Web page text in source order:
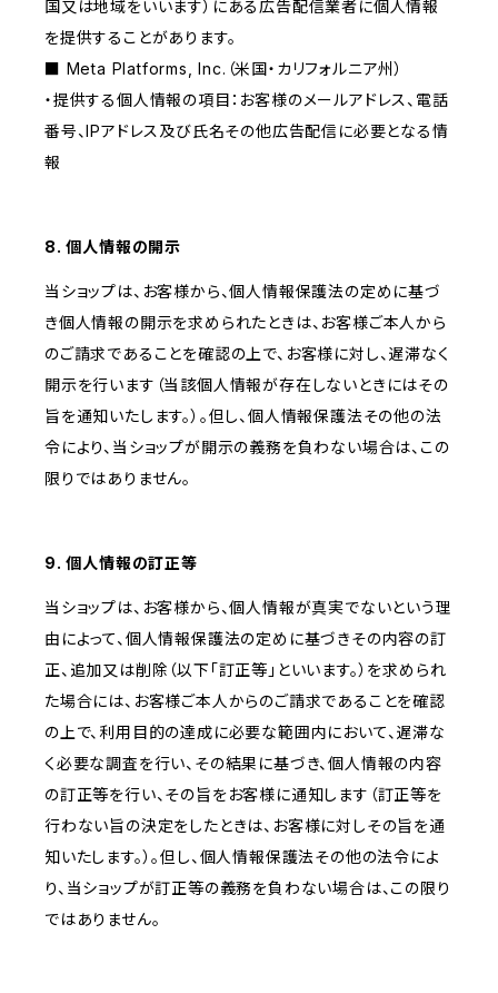
国又は地域をいいます）にある広告配信業者に個人情報
を提供することがあります。
■ Meta Platforms, Inc.（米国・カリフォルニア州）
・提供する個人情報の項目：お客様のメールアドレス、電話
番号、IPアドレス及び氏名その他広告配信に必要となる情
報
8. 個人情報の開示
当ショップは、お客様から、個人情報保護法の定めに基づ
き個人情報の開示を求められたときは、お客様ご本人から
のご請求であることを確認の上で、お客様に対し、遅滞なく
開示を行います（当該個人情報が存在しないときにはその
旨を通知いたします。）。但し、個人情報保護法その他の法
令により、当ショップが開示の義務を負わない場合は、この
限りではありません。
9. 個人情報の訂正等
当ショップは、お客様から、個人情報が真実でないという理
由によって、個人情報保護法の定めに基づきその内容の訂
正、追加又は削除（以下「訂正等」といいます。）を求められ
た場合には、お客様ご本人からのご請求であることを確認
の上で、利用目的の達成に必要な範囲内において、遅滞な
く必要な調査を行い、その結果に基づき、個人情報の内容
の訂正等を行い、その旨をお客様に通知します（訂正等を
行わない旨の決定をしたときは、お客様に対しその旨を通
知いたします。）。但し、個人情報保護法その他の法令によ
り、当ショップが訂正等の義務を負わない場合は、この限り
ではありません。